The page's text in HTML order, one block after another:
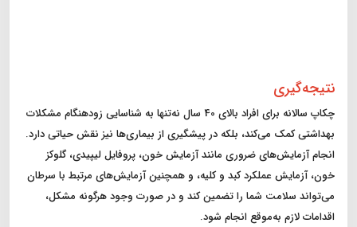
نتیجه‌گیری
چکاپ سالانه برای افراد بالای 40 سال نه‌تنها به شناسایی زودهنگام مشکلات
بهداشتی کمک می‌کند، بلکه در پیشگیری از بیماری‌ها نیز نقش حیاتی دارد.
انجام آزمایش‌های ضروری مانند آزمایش خون، پروفایل لیپیدی، گلوکز
خون، آزمایش عملکرد کبد و کلیه، و همچنین آزمایش‌های مرتبط با سرطان
می‌تواند سلامت شما را تضمین کند و در صورت وجود هرگونه مشکل،
اقدامات لازم به‌موقع انجام شود.